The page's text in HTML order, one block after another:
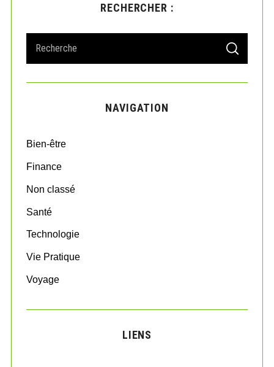
RECHERCHER :
a
r
o
:
S
A
C
NAVIGATION
Bien-être
Finance
Non classé
Santé
Technologie
Vie Pratique
Voyage
LIENS